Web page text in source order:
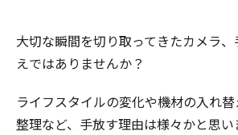
大切な瞬間を切り取ってきたカメラ
えではありませんか？
ライフスタイルの変化や機材の入れ
整理など、手放す理由は様々かと思い